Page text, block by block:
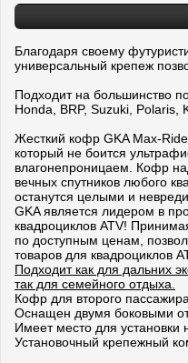
Благодаря своему
универсальный крепеж
Подходит на большинство
Honda, BRP, Suzuki, Polaris,
Жесткий кофр GKA Max-Ride
который не боится
влагонепроницаем. Кофр
вечных спутников любого
останутся целыми и
GKA является лидером в
квадроциклов ATV!
по доступным ценам,
товаров для квадроциклов
Подходит как для дальних
так для семейного отдыха.
Кофр для второго
Оснащен двумя боковыми
Имеет место для установки
Установочный крепежный